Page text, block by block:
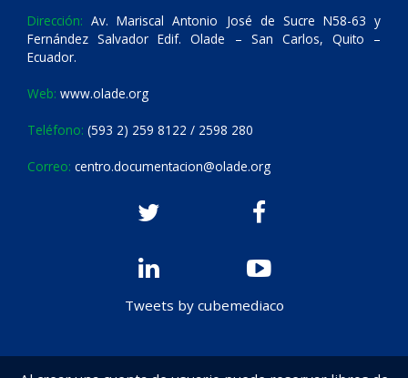
Dirección: Av. Mariscal Antonio José de Sucre N58-63 y
Fernández Salvador Edif. Olade – San Carlos, Quito –
Ecuador.
Web: www.olade.org
Teléfono: (593 2) 259 8122 / 2598 280
Correo: centro.documentacion@olade.org
Tweets by cubemediaco